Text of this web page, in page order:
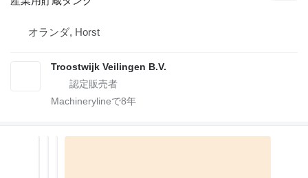
オランダ, Horst
Troostwijk Veilingen B.V.
Machinerylineで8年